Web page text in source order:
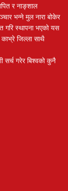
र नाङ्शाल
भन्ने मुल नारा बोकेर
गरि स्थापना भएको यस
काभ्रे जिल्ला साथै
सर्च गरेर बिश्वको कुनै